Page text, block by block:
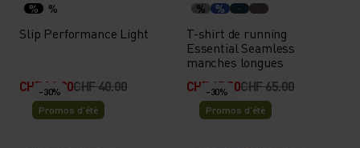
% %
Slip Performance Light
CHF 32.00CHF 40.00
% %
T-shirt de running
Essential Seamless
manches longues
CHF 45.50CHF 65.00
-30%
Promos d’été
-30%
Promos d’été